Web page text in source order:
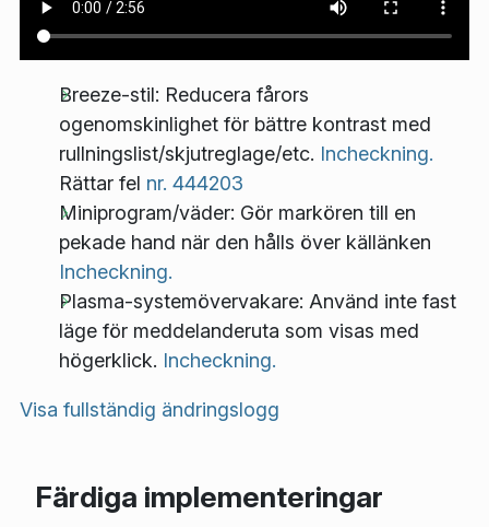
Breeze-stil: Reducera fårors
ogenomskinlighet för bättre kontrast med
rullningslist/skjutreglage/etc. Incheckning.
Rättar fel nr. 444203
Miniprogram/väder: Gör markören till en
pekade hand när den hålls över källänken
Incheckning.
Plasma-systemövervakare: Använd inte fast
läge för meddelanderuta som visas med
högerklick. Incheckning.
Visa fullständig ändringslogg
Färdiga implementeringar